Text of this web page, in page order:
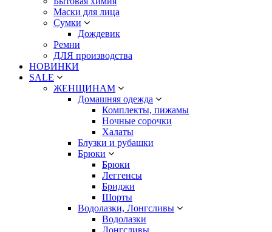
Маски для лица
Сумки
Дождевик
Ремни
ДЛЯ производства
НОВИНКИ
SALE
ЖЕНЩИНАМ
Домашняя одежда
Комплекты, пижамы
Ночные сорочки
Халаты
Блузки и рубашки
Брюки
Брюки
Леггенсы
Бриджи
Шорты
Водолазки, Лонгсливы
Водолазки
Лонгсливы